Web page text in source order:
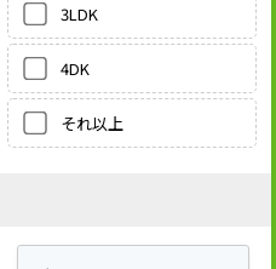
3LDK
4DK
それ以上